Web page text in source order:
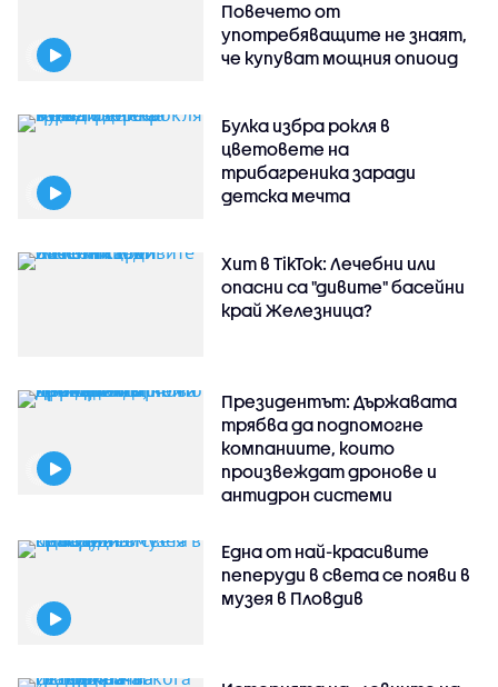
Повечето от
употребяващите не знаят,
че купуват мощния опиоид
Булка избра рокля в
цветовете на
трибагреника заради
детска мечта
Хит в TikTok: Лечебни или
опасни са "дивите" басейни
край Железница?
Президентът: Държавата
трябва да подпомогне
компаниите, които
произвеждат дронове и
антидрон системи
Една от най-красивите
пеперуди в света се появи в
музея в Пловдив